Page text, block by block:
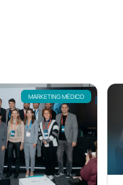
MARKETING MÉDICO